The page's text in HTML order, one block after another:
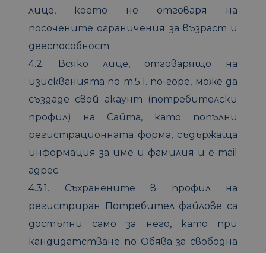
лице, което не отговаря на
посочените ограничения за възраст и
дееспособност.
4.2. Всяко лице, отговарящо на
изискванията по т.5.1. по-горе, може да
създаде свой акаунт (потребителски
профил) на Сайта, като попълни
регистрационната форма, съдържаща
информация за име и фамилия и е-mail
адрес.
4.3.1. Съхранените в профил на
регистриран Потребител файлове са
достъпни само за него, като при
кандидатстване по Обява за свободна